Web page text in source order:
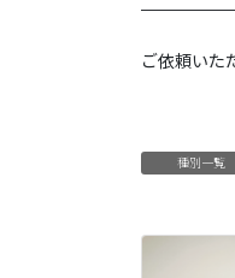
ご依頼いた
種別一覧